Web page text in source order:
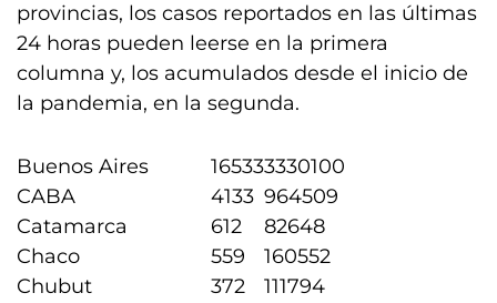
provincias, los casos reportados en las últimas
24 horas pueden leerse en la primera
columna y, los acumulados desde el inicio de
la pandemia, en la segunda.
Buenos Aires 165333330100
CABA
4133 964509
Catamarca
612
82648
Chaco
559
160552
Chubut
372
111794